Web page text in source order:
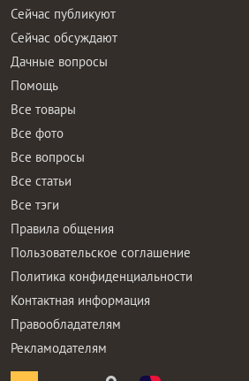
Сейчас публикуют
Сейчас обсуждают
Дачные вопросы
Помощь
Все товары
Все фото
Все вопросы
Все статьи
Все тэги
Правила общения
Пользовательское соглашение
Политика конфиденциальности
Контактная информация
Правообладателям
Рекламодателям